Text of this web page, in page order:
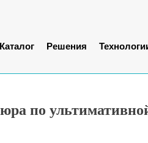
Каталог Решения
по